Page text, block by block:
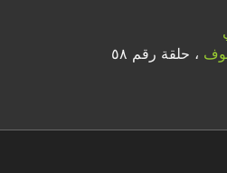
، حلقة رقم ٥٨